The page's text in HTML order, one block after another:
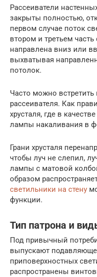
Рассеиватели
закрыты полностью,
первом случае поток
втором и третьем часть
направлена вниз или
выхватывая
потолок.
Часто можно встретить
рассеивателя. Как
хрусталя, где в
лампы накаливания в
Грани хрусталя
чтобы луч не слепил,
лампы с матовой
образом
светильники на стену
функции.
Тип патрона и
Под привычный
выпускают
приповерхностных
распространены